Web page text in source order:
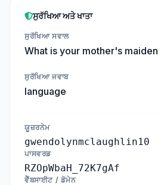
ਸੁਰੱਖਿਆ ਅਤੇ ਖਾਤਾ
ਸੁਰੱਖਿਆ ਸਵਾਲ
What is your mother's maiden
ਸੁਰੱਖਿਆ ਜਵਾਬ
language
ਯੂਜ਼ਰਨੇਮ
gwendolynmclaughlin10
ਪਾਸਵਰਡ
RZOpWbaH_72K7gAf
ਵੈੱਬਸਾਈਟ / ਡੋਮੇਨ